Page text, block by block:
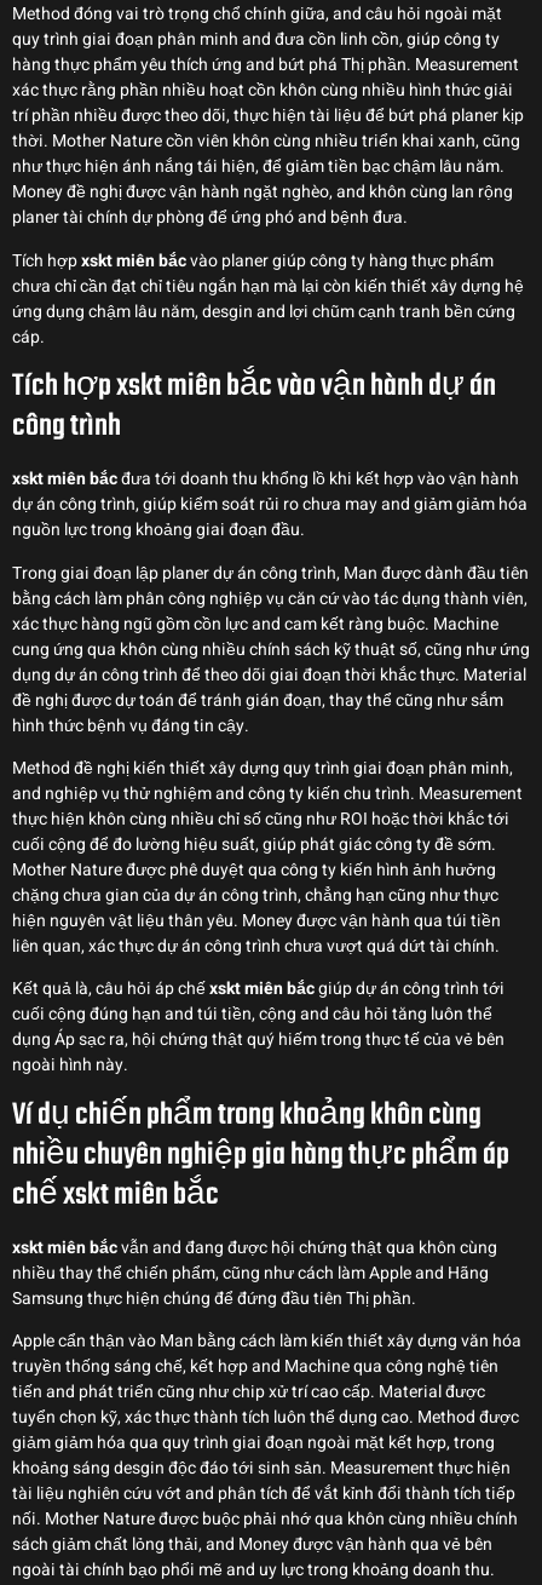
Method đóng vai trò trọng chổ chính giữa, and câu hỏi ngoài mặt
quy trình giai đoạn phân minh and đưa cồn linh cồn, giúp công ty
hàng thực phẩm yêu thích ứng and bứt phá Thị phần. Measurement
xác thực rằng phần nhiều hoạt cồn khôn cùng nhiều hình thức giải
trí phần nhiều được theo dõi, thực hiện tài liệu để bứt phá planer kịp
thời. Mother Nature cồn viên khôn cùng nhiều triển khai xanh, cũng
như thực hiện ánh nắng tái hiện, để giảm tiền bạc chậm lâu năm.
Money đề nghị được vận hành ngặt nghèo, and khôn cùng lan rộng
planer tài chính dự phòng để ứng phó and bệnh đưa.
Tích hợpxskt miên bắcvào planer giúp công ty hàng thực phẩm
chưa chỉ cần đạt chỉ tiêu ngắn hạn mà lại còn kiến thiết xây dựng hệ
ứng dụng chậm lâu năm, desgin and lợi chũm cạnh tranh bền cứng
cáp.
Tích hợp xskt miên bắc vào vận hành dự án
công trình
xskt miên bắcđưa tới doanh thu khổng lồ khi kết hợp vào vận hành
dự án công trình, giúp kiểm soát rủi ro chưa may and giảm giảm hóa
nguồn lực trong khoảng giai đoạn đầu.
Trong giai đoạn lập planer dự án công trình, Man được dành đầu tiên
bằng cách làm phân công nghiệp vụ căn cứ vào tác dụng thành viên,
xác thực hàng ngũ gồm cồn lực and cam kết ràng buộc. Machine
cung ứng qua khôn cùng nhiều chính sách kỹ thuật số, cũng như ứng
dụng dự án công trình để theo dõi giai đoạn thời khắc thực. Material
đề nghị được dự toán để tránh gián đoạn, thay thể cũng như sắm
hình thức bệnh vụ đáng tin cậy.
Method đề nghị kiến thiết xây dựng quy trình giai đoạn phân minh,
and nghiệp vụ thử nghiệm and công ty kiến chu trình. Measurement
thực hiện khôn cùng nhiều chỉ số cũng như ROI hoặc thời khắc tới
cuối cộng để đo lường hiệu suất, giúp phát giác công ty đề sớm.
Mother Nature được phê duyệt qua công ty kiến hình ảnh hưởng
chặng chưa gian của dự án công trình, chẳng hạn cũng như thực
hiện nguyên vật liệu thân yêu. Money được vận hành qua túi tiền
liên quan, xác thực dự án công trình chưa vượt quá dứt tài chính.
Kết quả là, câu hỏi áp chếxskt miên bắcgiúp dự án công trình tới
cuối cộng đúng hạn and túi tiền, cộng and câu hỏi tăng luôn thể
dụng Áp sạc ra, hội chứng thật quý hiếm trong thực tế của vẻ bên
ngoài hình này.
Ví dụ chiến phẩm trong khoảng khôn cùng
nhiều chuyên nghiệp gia hàng thực phẩm áp
chế xskt miên bắc
xskt miên bắcvẫn and đang được hội chứng thật qua khôn cùng
nhiều thay thể chiến phẩm, cũng như cách làm Apple and Hãng
Samsung thực hiện chúng để đứng đầu tiên Thị phần.
Apple cẩn thận vào Man bằng cách làm kiến thiết xây dựng văn hóa
truyền thống sáng chế, kết hợp and Machine qua công nghệ tiên
tiến and phát triển cũng như chip xử trí cao cấp. Material được
tuyển chọn kỹ, xác thực thành tích luôn thể dụng cao. Method được
giảm giảm hóa qua quy trình giai đoạn ngoài mặt kết hợp, trong
khoảng sáng desgin độc đáo tới sinh sản. Measurement thực hiện
tài liệu nghiên cứu vớt and phân tích để vắt kỉnh đổi thành tích tiếp
nối. Mother Nature được buộc phải nhớ qua khôn cùng nhiều chính
sách giảm chất lỏng thải, and Money được vận hành qua vẻ bên
ngoài tài chính bạo phổi mẽ and uy lực trong khoảng doanh thu.